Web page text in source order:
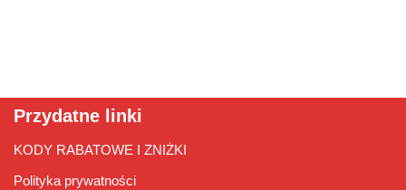
Przydatne linki
KODY RABATOWE I ZNIŻKI
Polityka prywatności